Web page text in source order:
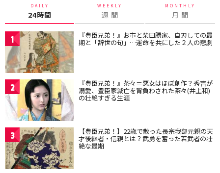
DAILY
24時間
WEEKLY
週 間
MONTHLY
月 間
1 『豊臣兄弟！』お市と柴田勝家、自刃しての最
期と「辞世の句」…運命を共にした２人の悲劇
2 『豊臣兄弟！』茶々＝悪女はほぼ創作？秀吉が
溺愛、豊臣家滅亡を背負わされた茶々(井上和)
の壮絶すぎる生涯
3 【豊臣兄弟！】22歳で散った長宗我部元親の天
才後継者・信親とは？武勇を奮った若武者の壮
絶な最期